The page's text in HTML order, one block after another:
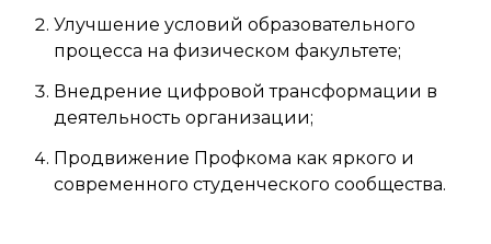
Улучшение условий образовательного
процесса на физическом факультете;
Внедрение цифровой трансформации в
деятельность организации;
Продвижение Профкома как яркого и
современного студенческого сообщества.